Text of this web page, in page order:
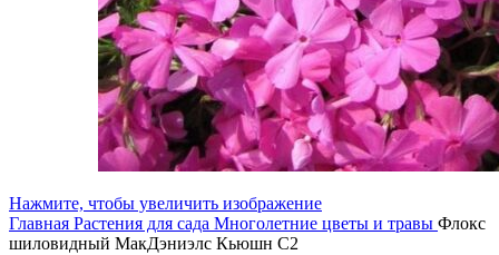
Нажмите, чтобы увеличить изображение
Главная Растения для сада Многолетние цветы и травы Флокс
шиловидный МакДэниэлс Кьюшн С2